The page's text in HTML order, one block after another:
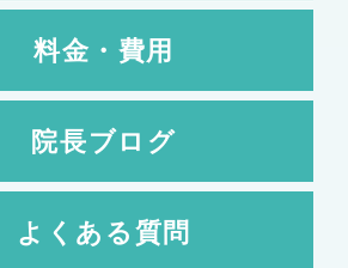
料金・費用
院長ブログ
よくある質問